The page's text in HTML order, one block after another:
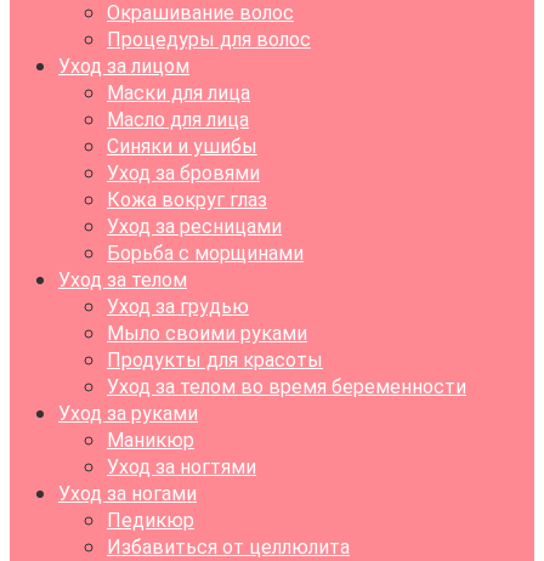
Окрашивание волос
Процедуры для волос
Уход за лицом
Маски для лица
Масло для лица
Синяки и ушибы
Уход за бровями
Кожа вокруг глаз
Уход за ресницами
Борьба с морщинами
Уход за телом
Уход за грудью
Мыло своими руками
Продукты для красоты
Уход за телом во время беременности
Уход за руками
Маникюр
Уход за ногтями
Уход за ногами
Педикюр
Избавиться от целлюлита